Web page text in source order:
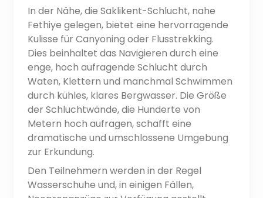
In der Nähe, die Saklikent-Schlucht, nahe
Fethiye gelegen, bietet eine hervorragende
Kulisse für Canyoning oder Flusstrekking.
Dies beinhaltet das Navigieren durch eine
enge, hoch aufragende Schlucht durch
Waten, Klettern und manchmal Schwimmen
durch kühles, klares Bergwasser. Die Größe
der Schluchtwände, die Hunderte von
Metern hoch aufragen, schafft eine
dramatische und umschlossene Umgebung
zur Erkundung.
Den Teilnehmern werden in der Regel
Wasserschuhe und, in einigen Fällen,